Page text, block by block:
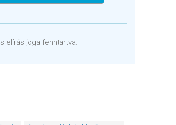
elírás joga fenntartva.